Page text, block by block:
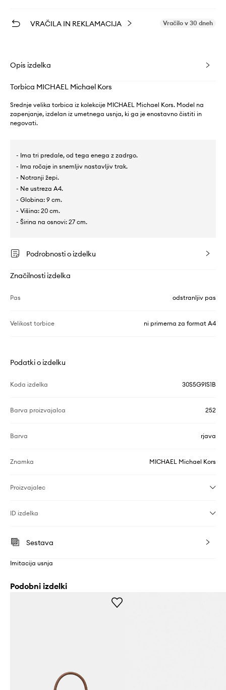
VRAČILA IN REKLAMACIJA Vračilo v 30 dneh
Opis izdelka
Torbica MICHAEL Michael Kors
Srednje velika torbica iz kolekcije MICHAEL Michael Kors. Model na
zapenjanje, izdelan iz umetnega usnja, ki ga je enostavno čistiti in
negovati.
- Ima tri predale, od tega enega z zadrgo.
- Ima ročaje in snemljiv nastavljiv trak.
- Notranji žepi.
- Ne ustreza A4.
- Globina: 9 cm.
- Višina: 20 cm.
- Širina na osnovi: 27 cm.
Podrobnosti o izdelku
Značilnosti izdelka
Pas odstranljiv pas
Velikost torbice ni primerna za format A4
Podatki o izdelku
Koda izdelka 30S5G9IS1B
Barva proizvajalca 252
Barva rjava
Znamka MICHAEL Michael Kors
Proizvajalec
ID izdelka
Sestava
Imitacija usnja
Podobni izdelki